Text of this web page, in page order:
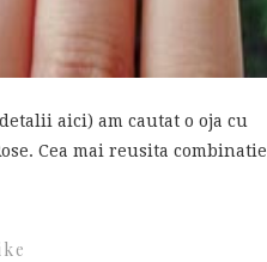
aici) am cautat o oja cu
Cea mai reusita combinatie